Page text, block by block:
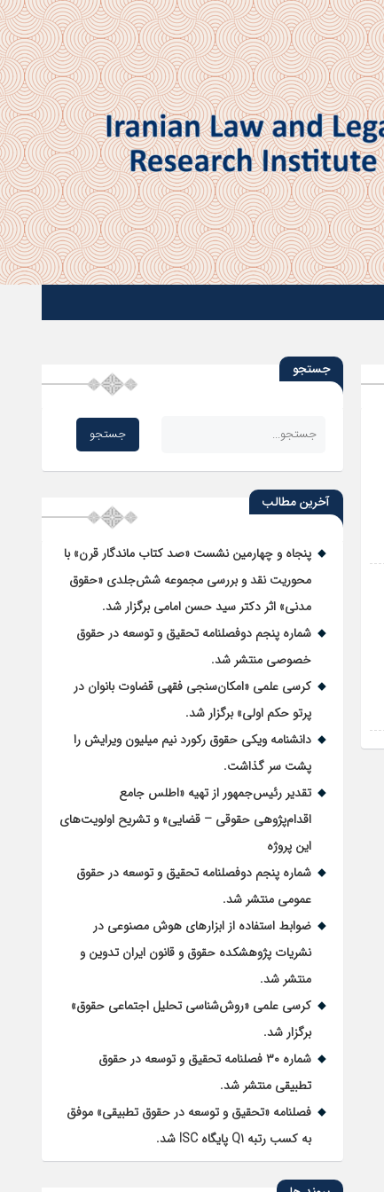
جستجو
آخرین مطالب
پنجاه و چهارمین نشست «صد کتاب ماندگار قرن» با
محوریت نقد و بررسی مجموعه شش‌جلدی «حقوق
مدنی» اثر دکتر سید حسن امامی برگزار شد.
شماره پنجم دوفصلنامه تحقیق و توسعه در حقوق
خصوصی منتشر شد.
کرسی علمی «امکان‌سنجی فقهی قضاوت بانوان در
پرتو حکم اولی» برگزار شد.
دانشنامه ویکی حقوق رکورد نیم میلیون ویرایش را
پشت سر گذاشت.
تقدیر رئیس‌جمهور از تهیه «اطلس جامع
اقدام‌پژوهی حقوقی – قضایی» و تشریح اولویت‌های
این پروژه
شماره پنجم دوفصلنامه تحقیق و توسعه در حقوق
عمومی منتشر شد.
ضوابط استفاده از ابزارهای هوش مصنوعی در
نشریات پژوهشکده حقوق و قانون ایران تدوین و
منتشر شد.
کرسی علمی «روش‌شناسی تحلیل اجتماعی حقوق»
برگزار شد.
شماره ۳۰ فصلنامه تحقیق و توسعه در حقوق
تطبیقی منتشر شد.
فصلنامه «تحقیق و توسعه در حقوق تطبیقی» موفق
به کسب رتبه Q1 پایگاه ISC شد.